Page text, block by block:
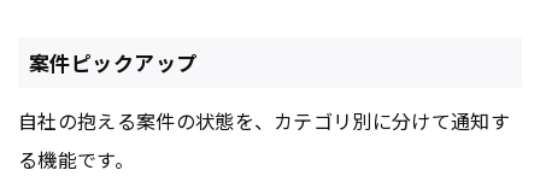
案件ピックアップ
自社の抱える案件の状態を、カテゴリ別に分けて通知す
る機能です。